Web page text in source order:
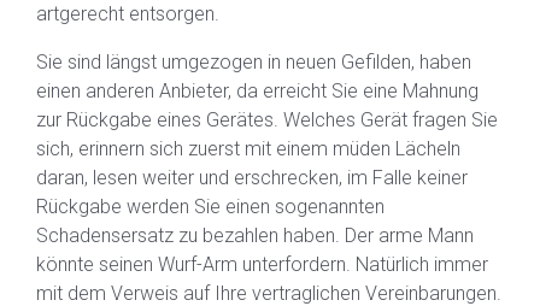
artgerecht entsorgen.
Sie sind längst umgezogen in neuen Gefilden, haben
einen anderen Anbieter, da erreicht Sie eine Mahnung
zur Rückgabe eines Gerätes. Welches Gerät fragen Sie
sich, erinnern sich zuerst mit einem müden Lächeln
daran, lesen weiter und erschrecken, im Falle keiner
Rückgabe werden Sie einen sogenannten
Schadensersatz zu bezahlen haben. Der arme Mann
könnte seinen Wurf-Arm unterfordern. Natürlich immer
mit dem Verweis auf Ihre vertraglichen Vereinbarungen.